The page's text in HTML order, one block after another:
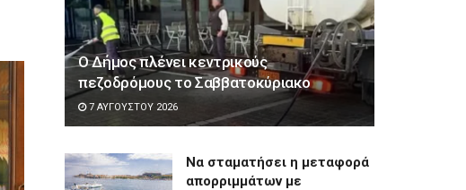
Ο Δήμος πλένει κεντρικούς
πεζοδρόμους το Σαββατοκύριακο
7 ΑΥΓΟΎΣΤΟΥ 2026
Να σταματήσει η μεταφορά
απορριμμάτων με